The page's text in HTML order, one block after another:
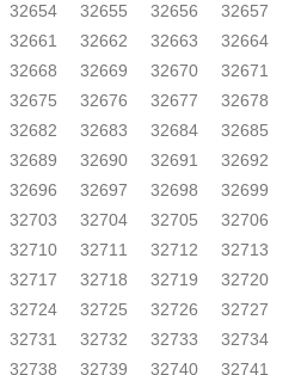
32654 32655 32656
32657
32661 32662 32663
32664
32668 32669 32670
32671
32675 32676 32677
32678
32682 32683 32684
32685
32689 32690 32691
32692
32696 32697 32698
32699
32703 32704 32705
32706
32710 32711 32712
32713
32717 32718 32719
32720
32724 32725 32726
32727
32731 32732 32733
32734
32738 32739 32740 32741